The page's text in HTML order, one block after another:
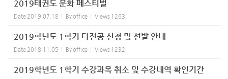
2019태권도 문화 페스티벌
Date 2019.07.18 Byoffice Views 1263
2019학년도 1학기 다전공 신청 및 선발 안내
Date 2018.11.05 Byoffice Views 1232
2019학년도 1학기 수강과목 취소 및 수강내역 확인기간